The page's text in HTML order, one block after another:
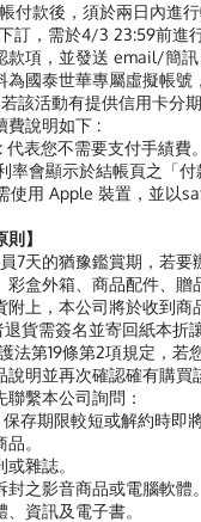
付款後，須於兩日內進行
訂，需於4/3 23:59前進
款項，並發送 email/簡訊
為國泰世華專屬虛擬帳號
該活動有提供信用卡分
費說明如下 :
代表您不需要支付手績費。
率會顯示於結帳頁之「付
使用 Apple 裝置，並以
】
7天的猶豫鑑賞期，若
彩盒外箱、商品配件、
附上，本公司將於收到商
貨需簽名並寄回紙本折
法第19條第2項規定，若
說明並再次確認確有購買
繫本公司詢問：
存期限較短或解約時即將
。
雜誌。
封之影音商品或電腦軟體。
資訊及電子書。